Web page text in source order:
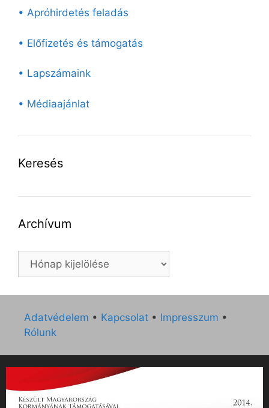
• Apróhirdetés feladás
• Előfizetés és támogatás
• Lapszámaink
• Médiaajánlat
Keresés
Archívum
Archívum
Adatvédelem • Kapcsolat • Impresszum •
Rólunk